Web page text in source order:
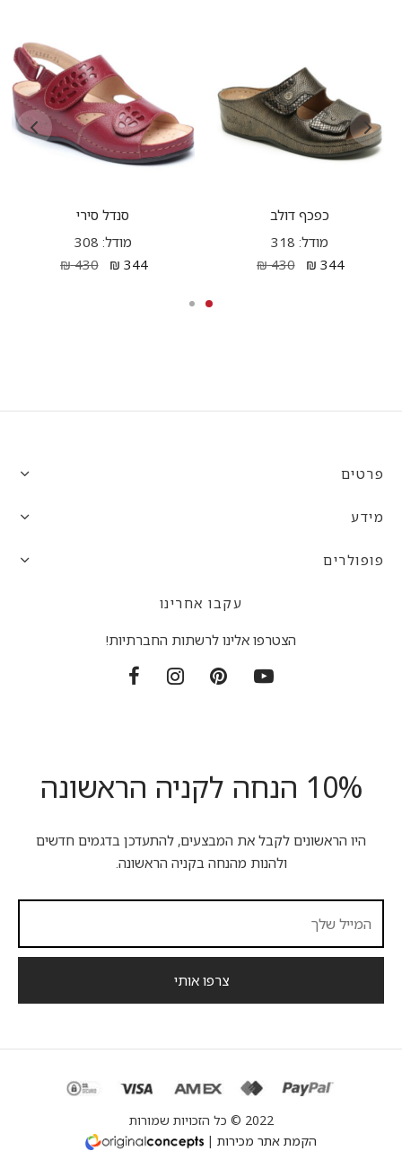
כפכף דולב
מודל: 318
₪ 344
₪430
סנדל סירי
מודל: 308
₪ 344
₪430
פרטים
מידע
פופולרים
עקבו אחרינו
הצטרפו אלינו לרשתות החברתיות!
10% הנחה לקניה הראשונה
היו הראשונים לקבל את המבצעים, להתעדכן בדגמים חדשים
ולהנות מהנחה בקניה הראשונה.
2022 © כל הזכויות שמורות
הקמת אתר מכירות |